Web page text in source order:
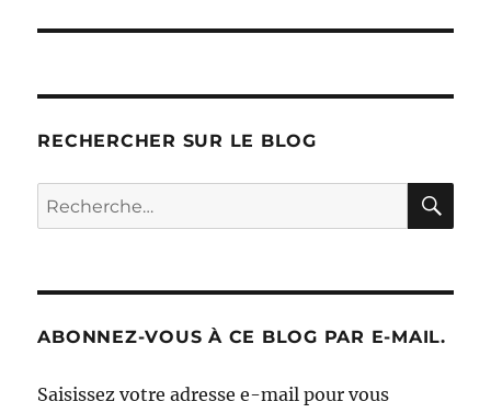
RECHERCHER SUR LE BLOG
Recherche
pour :
ABONNEZ-VOUS À CE BLOG PAR E-MAIL.
Saisissez votre adresse e-mail pour vous